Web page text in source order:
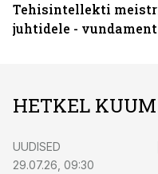
Tehisintellekti
juhtidele - vundament
HETKEL KUUM
UUDISED
29.07.26, 09:30